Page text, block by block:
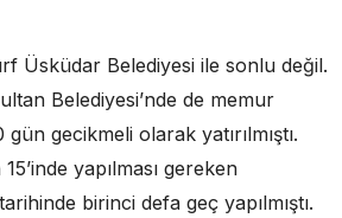
Üsküdar Belediyesi ile sonlu değil.
Belediyesi’nde de memur
gün gecikmeli olarak yatırılmıştı.
yapılması gereken
birinci defa geç yapılmıştı.